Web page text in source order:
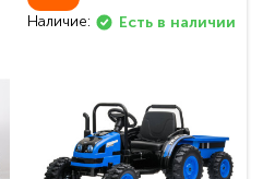
Наличие: Есть в наличии